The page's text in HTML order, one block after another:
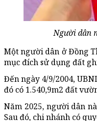
Người dân
Một người dân ở Đồng
mục đích sử dụng đất
Đến ngày 4/9/2004,
đó có 1.540,9m2 đất
Năm 2025, người dân
Sau đó, chi nhánh có